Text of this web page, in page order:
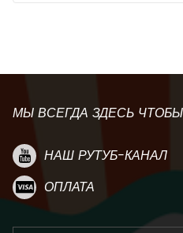
МЫ ВСЕГДА ЗДЕСЬ
НАШ РУТУБ-КАНАЛ
ОПЛАТА